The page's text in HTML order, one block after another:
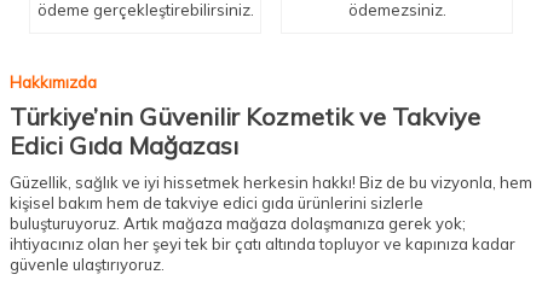
ödeme gerçekleştirebilirsiniz.
ödemezsiniz.
Hakkımızda
Türkiye’nin Güvenilir Kozmetik ve Takviye
Edici Gıda Mağazası
Güzellik, sağlık ve iyi hissetmek herkesin hakkı! Biz de bu vizyonla, hem
kişisel bakım hem de takviye edici gıda ürünlerini sizlerle
buluşturuyoruz. Artık mağaza mağaza dolaşmanıza gerek yok;
ihtiyacınız olan her şeyi tek bir çatı altında topluyor ve kapınıza kadar
güvenle ulaştırıyoruz.